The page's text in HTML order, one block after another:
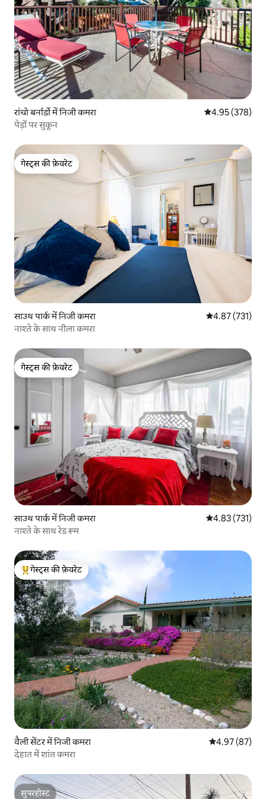
रांचो बर्नार्डो में निजी कमरा औसत रेटिंग 5 में से
4.95 (378)
पेड़ों पर सुकून
गेस्ट्स की फ़ेवरेट
गेस्ट्स की फ़ेवरेट
साउथ पार्क में निजी कमरा औसत रेटिंग 5 में से
4.87 (731)
नाश्ते के साथ नीला कमरा
गेस्ट्स की फ़ेवरेट
गेस्ट्स की फ़ेवरेट
साउथ पार्क में निजी कमरा औसत रेटिंग 5 में से
4.83 (731)
नाश्ते के साथ रेड रूम
गेस्ट्स का टॉप फ़ेवरेट
गेस्ट्स की फ़ेवरेट
वैली सेंटर में निजी कमरा औसत रेटिंग 5 में
4.97 (87)
देहात में शांत कमरा
सुपरहोस्ट